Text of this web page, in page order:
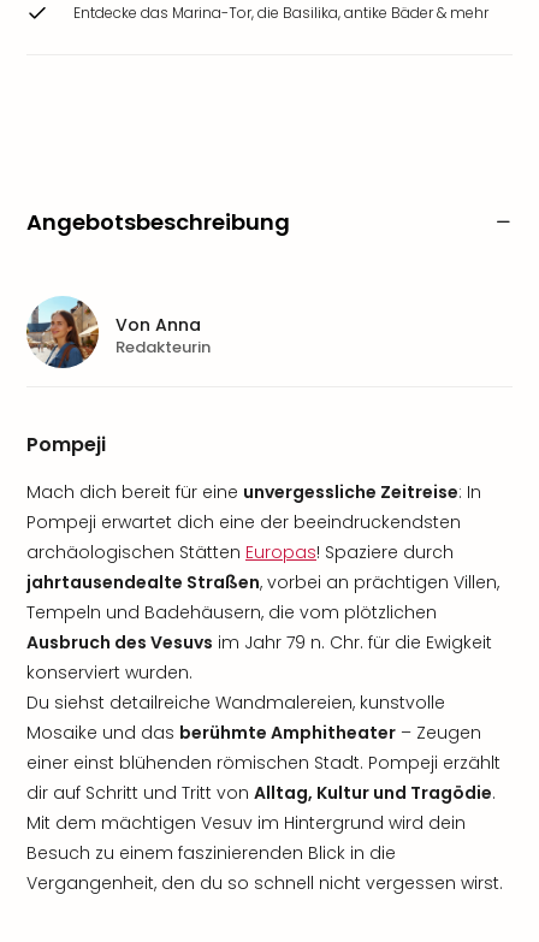
Entdecke das Marina-Tor, die Basilika, antike Bäder & mehr
Angebotsbeschreibung
Pompeji
Mach dich bereit für eine unvergessliche Zeitreise: In
Pompeji erwartet dich eine der beeindruckendsten
archäologischen Stätten Europas! Spaziere durch
jahrtausendealte Straßen, vorbei an prächtigen Villen,
Tempeln und Badehäusern, die vom plötzlichen
Ausbruch des Vesuvs im Jahr 79 n. Chr. für die Ewigkeit
konserviert wurden.
Du siehst detailreiche Wandmalereien, kunstvolle
Mosaike und das berühmte Amphitheater – Zeugen
einer einst blühenden römischen Stadt. Pompeji erzählt
dir auf Schritt und Tritt von Alltag, Kultur und Tragödie.
Mit dem mächtigen Vesuv im Hintergrund wird dein
Besuch zu einem faszinierenden Blick in die
Vergangenheit, den du so schnell nicht vergessen wirst.
Von Anna
Redakteurin